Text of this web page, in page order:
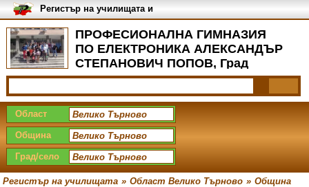
ПРОФЕСИОНАЛНА ГИМНАЗИЯ
ПО ЕЛЕКТРОНИКА АЛЕКСАНДЪР
СТЕПАНОВИЧ ПОПОВ, Град
Велико Търново
Регистър на училищата и
университетите в България
Област
Община
Град/село
Регистър на училищата » Област Велико Търново » Община